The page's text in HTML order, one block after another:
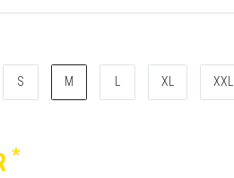
S M L XL XXL
*